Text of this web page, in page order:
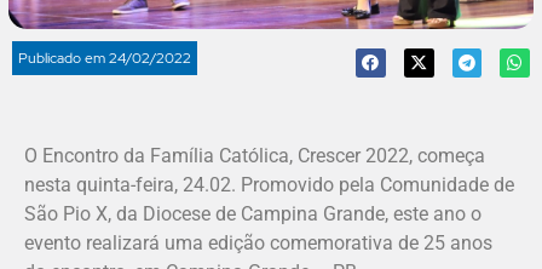
Publicado em24/02/2022
O Encontro da Família Católica, Crescer 2022, começa
nesta quinta-feira, 24.02. Promovido pela Comunidade de
São Pio X, da Diocese de Campina Grande, este ano o
evento realizará uma edição comemorativa de 25 anos